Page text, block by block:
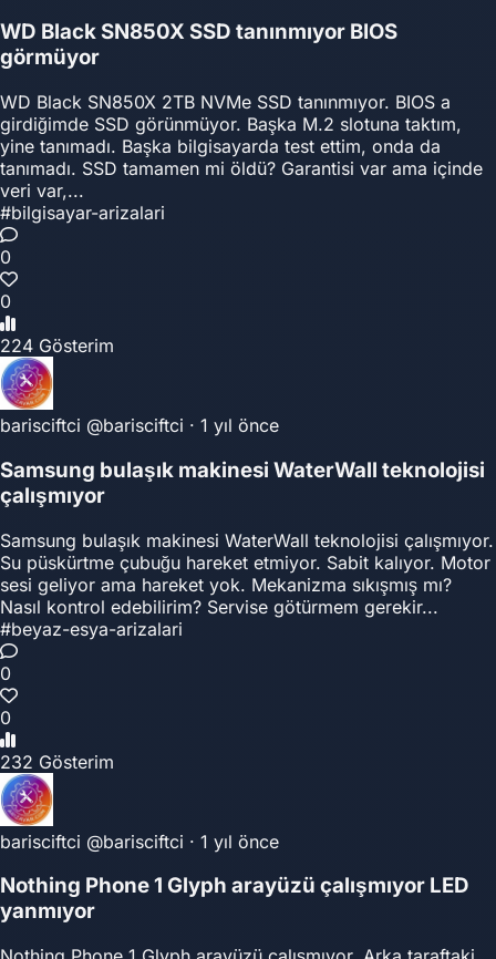
WD Black SN850X SSD tanınmıyor BIOS
görmüyor
WD Black SN850X 2TB NVMe SSD tanınmıyor. BIOS a
girdiğimde SSD görünmüyor. Başka M.2 slotuna taktım,
yine tanımadı. Başka bilgisayarda test ettim, onda da
tanımadı. SSD tamamen mi öldü? Garantisi var ama içinde
veri var,...
#bilgisayar-arizalari
0
0
224 Gösterim
barisciftci @barisciftci · 1 yıl önce
Samsung bulaşık makinesi WaterWall teknolojisi
çalışmıyor
Samsung bulaşık makinesi WaterWall teknolojisi çalışmıyor.
Su püskürtme çubuğu hareket etmiyor. Sabit kalıyor. Motor
sesi geliyor ama hareket yok. Mekanizma sıkışmış mı?
Nasıl kontrol edebilirim? Servise götürmem gerekir...
#beyaz-esya-arizalari
0
0
232 Gösterim
barisciftci @barisciftci · 1 yıl önce
Nothing Phone 1 Glyph arayüzü çalışmıyor LED
yanmıyor